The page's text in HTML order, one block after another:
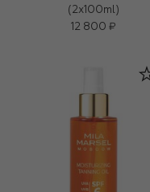
(2x100ml)
12 800 ₽